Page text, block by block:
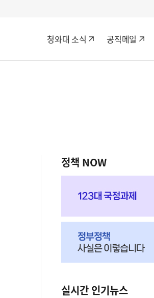
청와대 소식 공직메일
정책 NOW
실시간 인기뉴스